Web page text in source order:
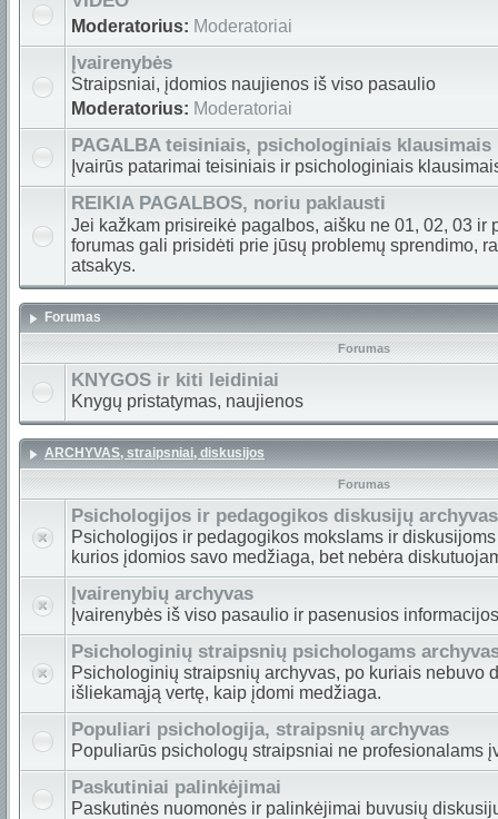
Moderatorius: Moderatoriai
Įvairenybės
Straipsniai, įdomios naujienos iš viso pasaulio
Moderatorius: Moderatoriai
PAGALBA teisiniais, psichologiniais klausimais
Įvairūs patarimai teisiniais ir psichologiniais
REIKIA PAGALBOS, noriu paklausti
Jei kažkam prisireikė pagalbos, aišku ne 01, 02, 03 ir
forumas gali prisidėti prie jūsų problemų sprendimo,
atsakys.
Forumas
Forumas
KNYGOS ir kiti leidiniai
Knygų pristatymas, naujienos
ARCHYVAS, straipsniai, diskusijos
Forumas
Psichologijos ir pedagogikos diskusijų archyvas
Psichologijos ir pedagogikos mokslams ir
kurios įdomios savo medžiaga, bet nebėra
Įvairenybių archyvas
Įvairenybės iš viso pasaulio ir pasenusios
Psichologinių straipsnių psichologams
Psichologinių straipsnių archyvas, po kuriais nebuvo
išliekamąją vertę, kaip įdomi medžiaga.
Populiari psichologija, straipsnių archyvas
Populiarūs psichologų straipsniai ne profesionalams
Paskutiniai palinkėjimai
Paskutinės nuomonės ir palinkėjimai buvusių